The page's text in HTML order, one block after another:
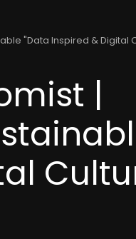
"Data Inspired & Digital
|